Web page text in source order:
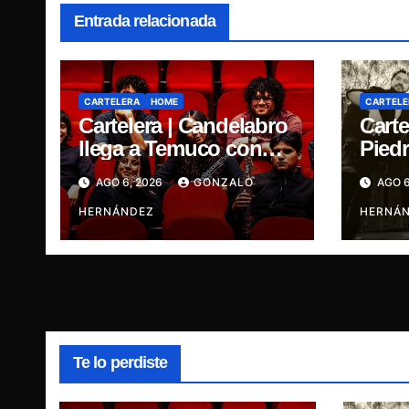
Entrada relacionada
CARTELERA HOME
Cartelera | Candelabro
llega a Temuco con
una noche cargada de
indie
AGO 6, 2026 GONZALO
HERNÁNDEZ
René
AGO
Te lo perdiste